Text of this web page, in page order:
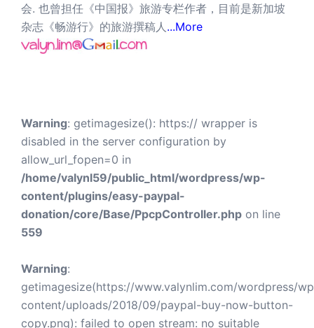
会. 也曾担任《中国报》旅游专栏作者，目前是新加坡
杂志《畅游行》的旅游撰稿人 ...More
Warning: getimagesize(): https:// wrapper is
disabled in the server configuration by
allow_url_fopen=0 in
/home/valynl59/public_html/wordpress/wp-
content/plugins/easy-paypal-
donation/core/Base/PpcpController.php on line
559
Warning:
getimagesize(https://www.valynlim.com/wordpress/
content/uploads/2018/09/paypal-buy-now-button-
copy.png): failed to open stream: no suitable